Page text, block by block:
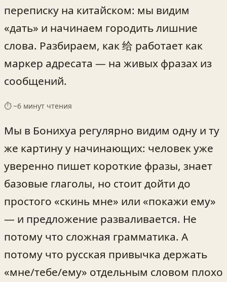
переписку на китайском: мы видим
«дать» и начинаем городить лишние
слова. Разбираем, как 给 работает как
маркер адресата — на живых фразах из
сообщений.
⏱ ~6 минут чтения
Мы в Бонихуа регулярно видим одну и ту
же картину у начинающих: человек уже
уверенно пишет короткие фразы, знает
базовые глаголы, но стоит дойти до
простого «скинь мне» или «покажи ему»
— и предложение разваливается. Не
потому что сложная грамматика. А
потому что русская привычка держать
«мне/тебе/ему» отдельным словом плохо